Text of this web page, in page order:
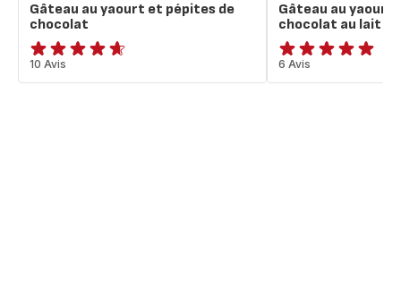
Gâteau au yaourt et pépites de
chocolat
ratings.4.6
10 Avis
Gâteau au yaourt
chocolat au lait
Avis
5
6 Avis